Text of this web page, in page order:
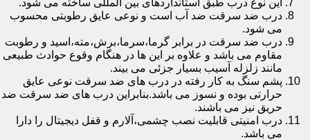
درب ضد سرقت ضد آب است و نوعی عایق رطوبتی محسوب
می شود.
درب ضد سرقت در برابر گرما،سرما،برش،مته،اسید و رطوبت
مقاوم می باشد و علاوه بر این ها در هنگام وقوع حوادث طبیعی
مانند زلزله آسیب بسیار جزئی می بیند.
پشم سنگ به کار رفته در درب های ضد سرقت نوعی عایق
حرارتی بوده و نسوز می باشد.بنابراین درب های ضد سرقت ضد
حریق نیز می باشند.
درب امنیتی قابلیت نصب چشمی،آلارم و قفل دیجیتال را دارا
می باشد.